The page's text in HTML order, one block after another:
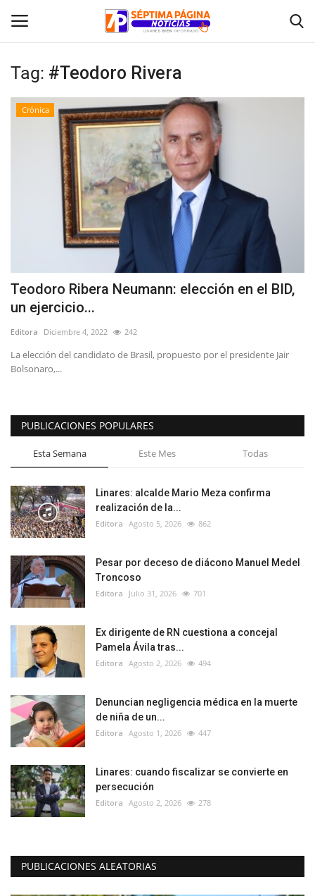
Inicio
Tribunales
Política
Espectáculos
Tag: #Teodoro Rivera
Crónica
Teodoro Ribera Neumann: elección en el BID,
un ejercicio...
Editora Diciembre 4, 2022 242
La elección del candidato de Brasil, propuesto por el presidente Jair
Bolsonaro,...
PUBLICACIONES POPULARES
Esta Semana Este Mes Todas
Linares: alcalde Mario Meza confirma
realización de la...
Editora Agosto 5, 2026 862
Pesar por deceso de diácono Manuel Medel
Troncoso
Editora Julio 31, 2026 701
Ex dirigente de RN cuestiona a concejal
Pamela Ávila tras...
Editora Agosto 2, 2026 494
Denuncian negligencia médica en la muerte
de niña de un...
Editora Agosto 1, 2026 447
Linares: cuando fiscalizar se convierte en
persecución
Editora Agosto 2, 2026 278
PUBLICACIONES ALEATORIAS